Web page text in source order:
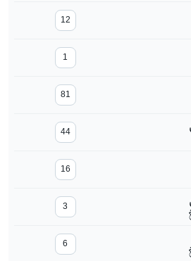
12
1
81
44
16
3
6